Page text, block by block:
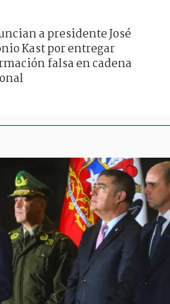
a presidente José
Kast por entregar
falsa en cadena